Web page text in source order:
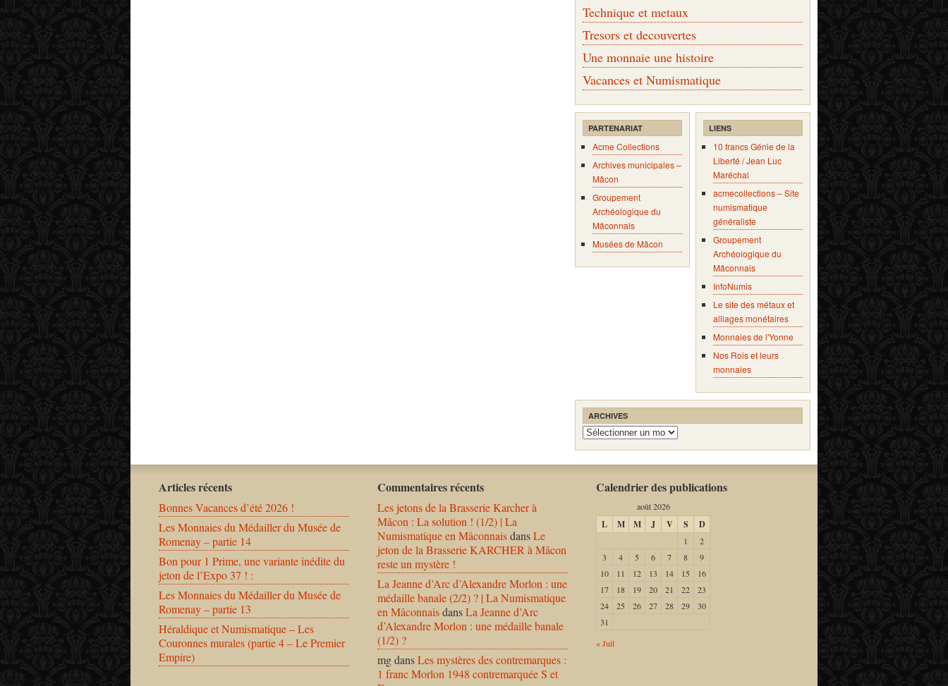
Technique et metaux
Tresors et decouvertes
Une monnaie une histoire
Vacances et Numismatique
PARTENARIAT
Acme Collections
Archives municipales –
Mâcon
Groupement
Archéologique du
Mâconnais
Musées de Mâcon
LIENS
10 francs Génie de la
Liberté / Jean Luc
Maréchal
acmecollections – Site
numismatique
généraliste
Groupement
Archéologique du
Mâconnais
InfoNumis
Le site des métaux et
alliages monétaires
Monnaies de l'Yonne
Nos Rois et leurs
monnaies
ARCHIVES
Archives
Articles récents
Bonnes Vacances d’été 2026 !
Les Monnaies du Médailler du Musée de
Romenay – partie 14
Bon pour 1 Prime, une variante inédite du
jeton de l’Expo 37 ! :
Les Monnaies du Médailler du Musée de
Romenay – partie 13
Héraldique et Numismatique – Les
Couronnes murales (partie 4 – Le Premier
Empire)
Commentaires récents
Les jetons de la Brasserie Karcher à
Mâcon : La solution ! (1/2) | La
Numismatique en MâconnaisdansLe
jeton de la Brasserie KARCHER à Mâcon
reste un mystère !
La Jeanne d’Arc d’Alexandre Morlon : une
médaille banale (2/2) ? | La Numismatique
en MâconnaisdansLa Jeanne d’Arc
d’Alexandre Morlon : une médaille banale
(1/2) ?
mgdansLes mystères des contremarques :
1 franc Morlon 1948 contremarquée S et
Calendrier des publications
août 2026
L M M J V S D
1
2
3
4 5 6 7 8
9
10
11 12 13 14 15
16
17
18 19 20 21 22
23
24
25 26 27 28 29
30
31
« Juil